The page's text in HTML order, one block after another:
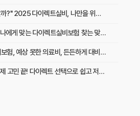
"어떤 보장이 필요할까?" 2025 다이렉트실비, 나만을 위한 보장 설계 방법
2025년, 똑똑하게! 나에게 맞는 다이렉트실비보험 찾는 맞춤 가이드
2025 다이렉트실비보험, 예상 못한 의료비, 든든하게 대비하는 방법은?
복잡한 실비보험, 이제 고민 끝! 다이렉트 선택으로 쉽고 저렴하게!